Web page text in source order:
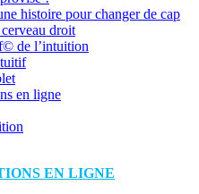
histoire pour changer de cap
droit
de l’intuition
en ligne
EN LIGNE